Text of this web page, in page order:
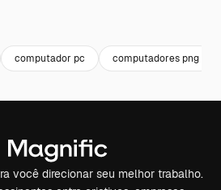
computador pc computadores png
você direcionar seu melhor trabalho.